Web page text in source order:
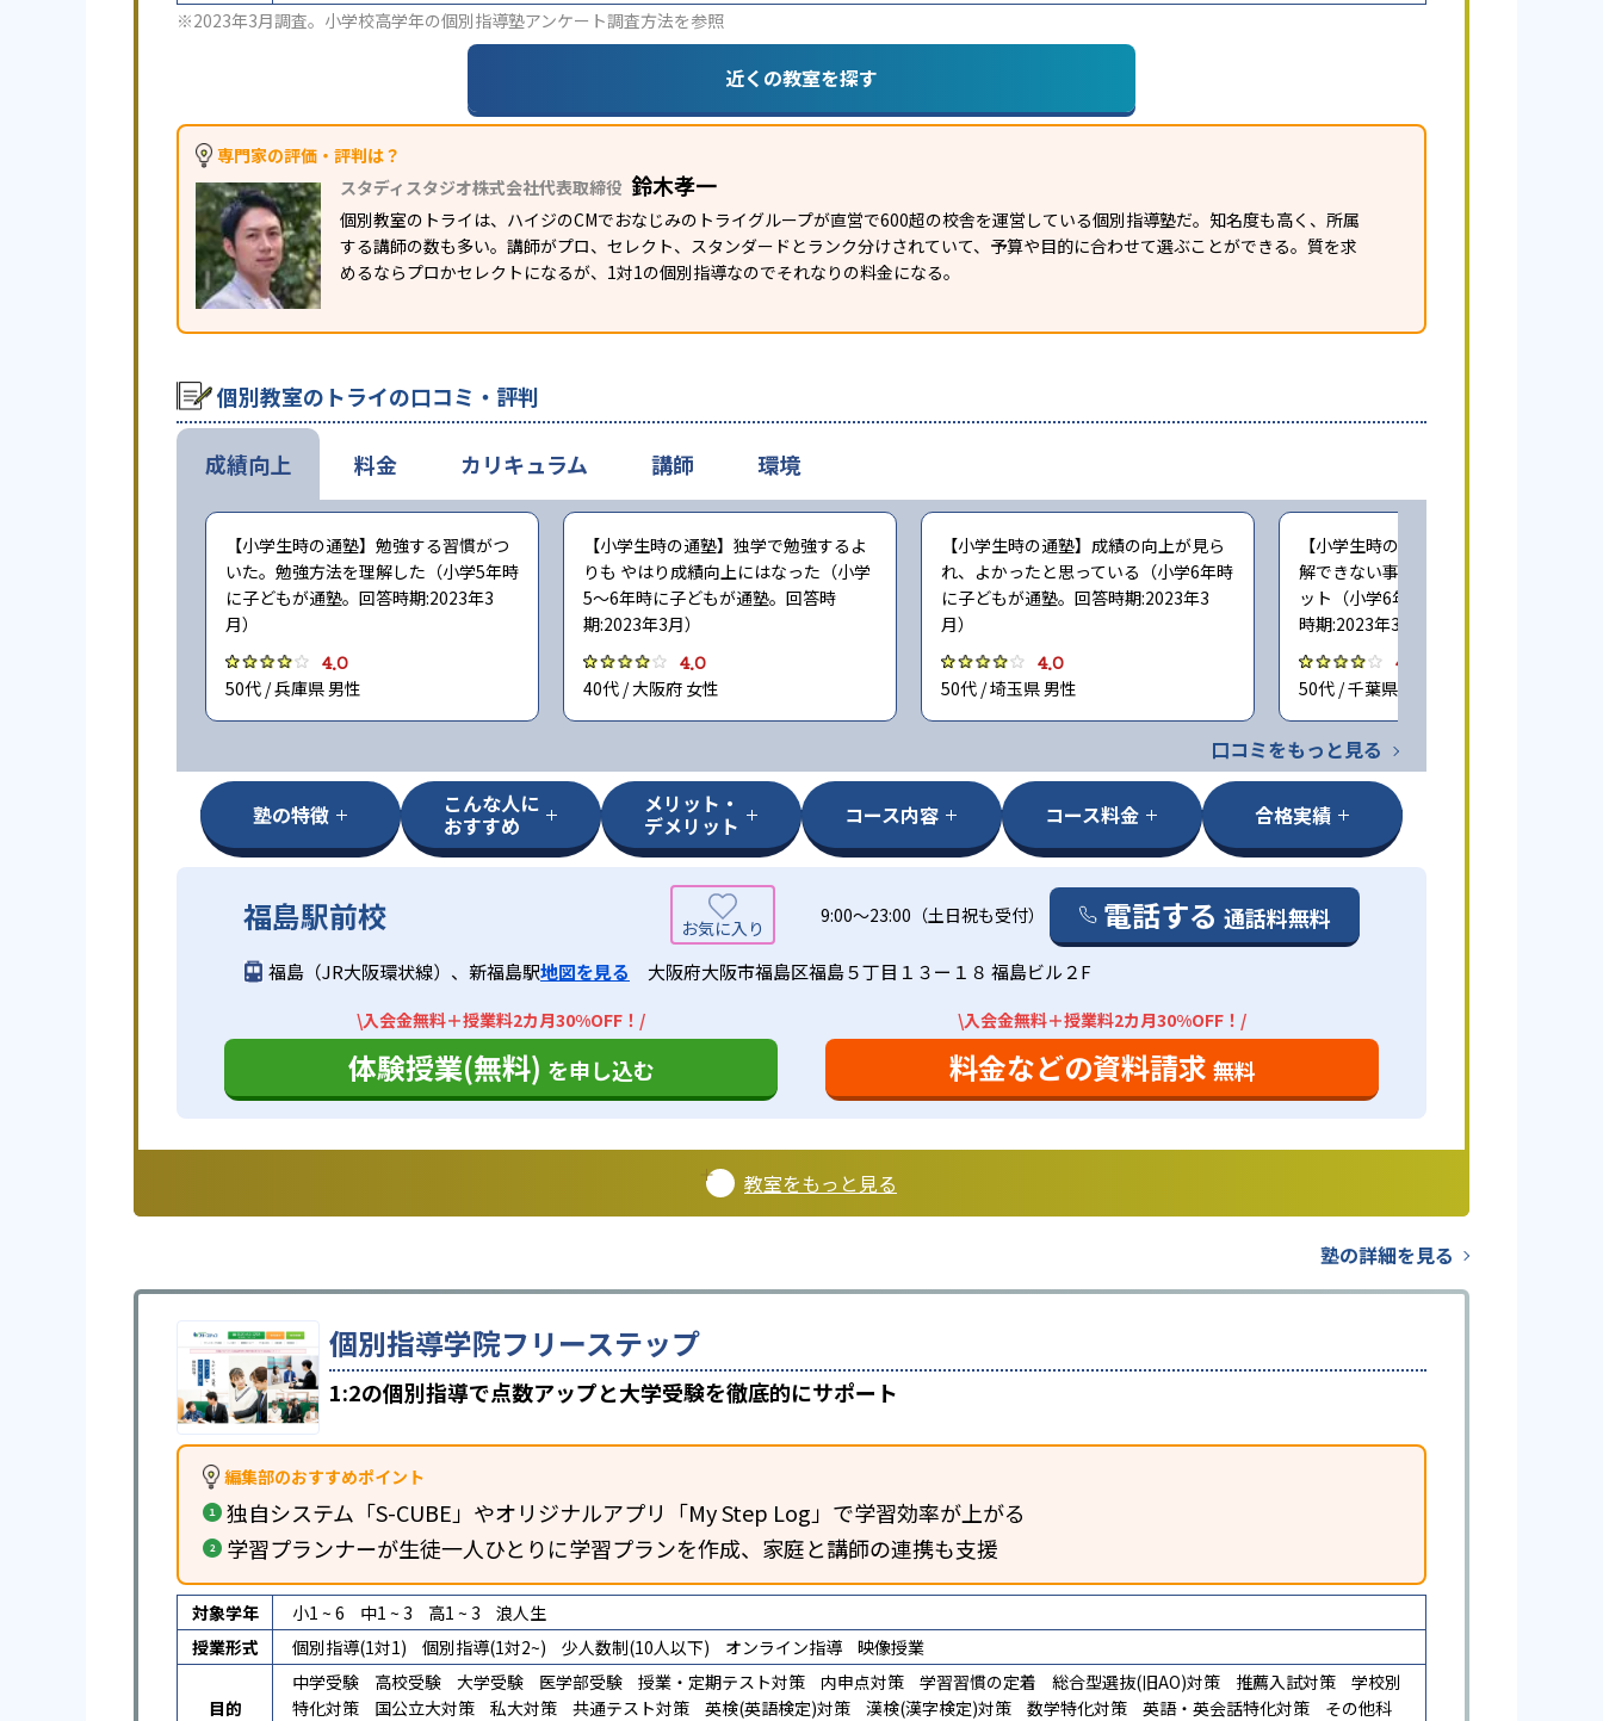
※2023年3月調査。 小学校高学年の個別指導塾アンケート調査方法を参照
近くの教室を探す
専門家の評価・評判は？
スタディスタジオ株式会社代表取締役 鈴木孝一
個別教室のトライは、ハイジのCMでおなじみのトライグループが直営で600超の校舎を運営している個別指導塾だ。知名度も高く、所属
する講師の数も多い。講師がプロ、セレクト、スタンダードとランク分けされていて、予算や目的に合わせて選ぶことができる。質を求
めるならプロかセレクトになるが、1対1の個別指導なのでそれなりの料金になる。
個別教室のトライの口コミ・評判
成績向上
【小学生時の通塾】勉強する習慣がつ
いた。勉強方法を理解した（小学5年時
に子どもが通塾。回答時期:2023年3
月）
4.0
50代 / 兵庫県 男性
【小学生時の通塾】独学で勉強するよ
りも やはり成績向上にはなった（小学
5〜6年時に子どもが通塾。回答時
期:2023年3月）
4.0
40代 / 大阪府 女性
【小学生時の通塾】成績の向上が見ら
れ、よかったと思っている（小学6年時
に子どもが通塾。回答時期:2023年3
月）
4.0
50代 / 埼玉県 男性
【小学生時の通塾】個別指導だと、理
解できない事を質問しやすいのがメリ
ット（小学6年時に子どもが通塾。回答
時期:2023年3月）
4.0
50代 / 千葉県 男性
口コミをもっと見る
料金 カリキュラム 講師 環境
塾の特徴 こんな人に
おすすめ
メリット・
デメリット コース内容 コース料金 合格実績
福島駅前校 9:00～23:00（土日祝も受付） 電話する 通話料無料
福島（JR大阪環状線）、新福島駅地図を見る 大阪府大阪市福島区福島５丁目１３ー１８ 福島ビル２F
\入会金無料＋授業料2カ月30%OFF！/
体験授業(無料) を申し込む
\入会金無料＋授業料2カ月30%OFF！/
料金などの資料請求 無料
教室をもっと見る
塾の詳細を見る
個別指導学院フリーステップ
1:2の個別指導で点数アップと大学受験を徹底的にサポート
編集部のおすすめポイント
独自システム「S-CUBE」やオリジナルアプリ「My Step Log」で学習効率が上がる
学習プランナーが生徒一人ひとりに学習プランを作成、家庭と講師の連携も支援
対象学年 小1 ~ 6 中1 ~ 3 高1 ~ 3
浪人生
授業形式
個別指導(1対1) 個別指導(1対2~) 少人数制(10人以下) オンライン指導 映像授業
目的
中学受験 高校受験 大学受験 医学部受験 授業・定期テスト対策 内申点対策 学習習慣の定着 総合型選抜(旧AO)対策 推薦入試対策
学校別
特化対策
国公立大対策 私大対策 共通テスト対策 英検(英語検定)対策 漢検(漢字検定)対策 数学特化対策 英語・英会話特化対策
その他科